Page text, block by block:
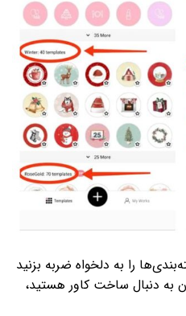
را به دلخواه ضربه بزنید
به دنبال ساخت کاور هستید،